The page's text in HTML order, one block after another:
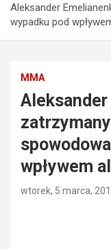
Aleksander
wypadku pod
MMA
wpływem
wtorek, 5 marca,